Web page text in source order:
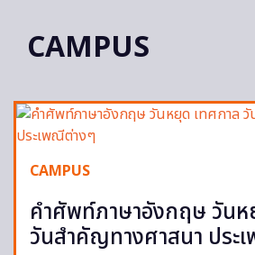
CAMPUS
CAMPUS
คำศัพท์ภาษาอังกฤษ วันห
วันสำคัญทางศาสนา ประ